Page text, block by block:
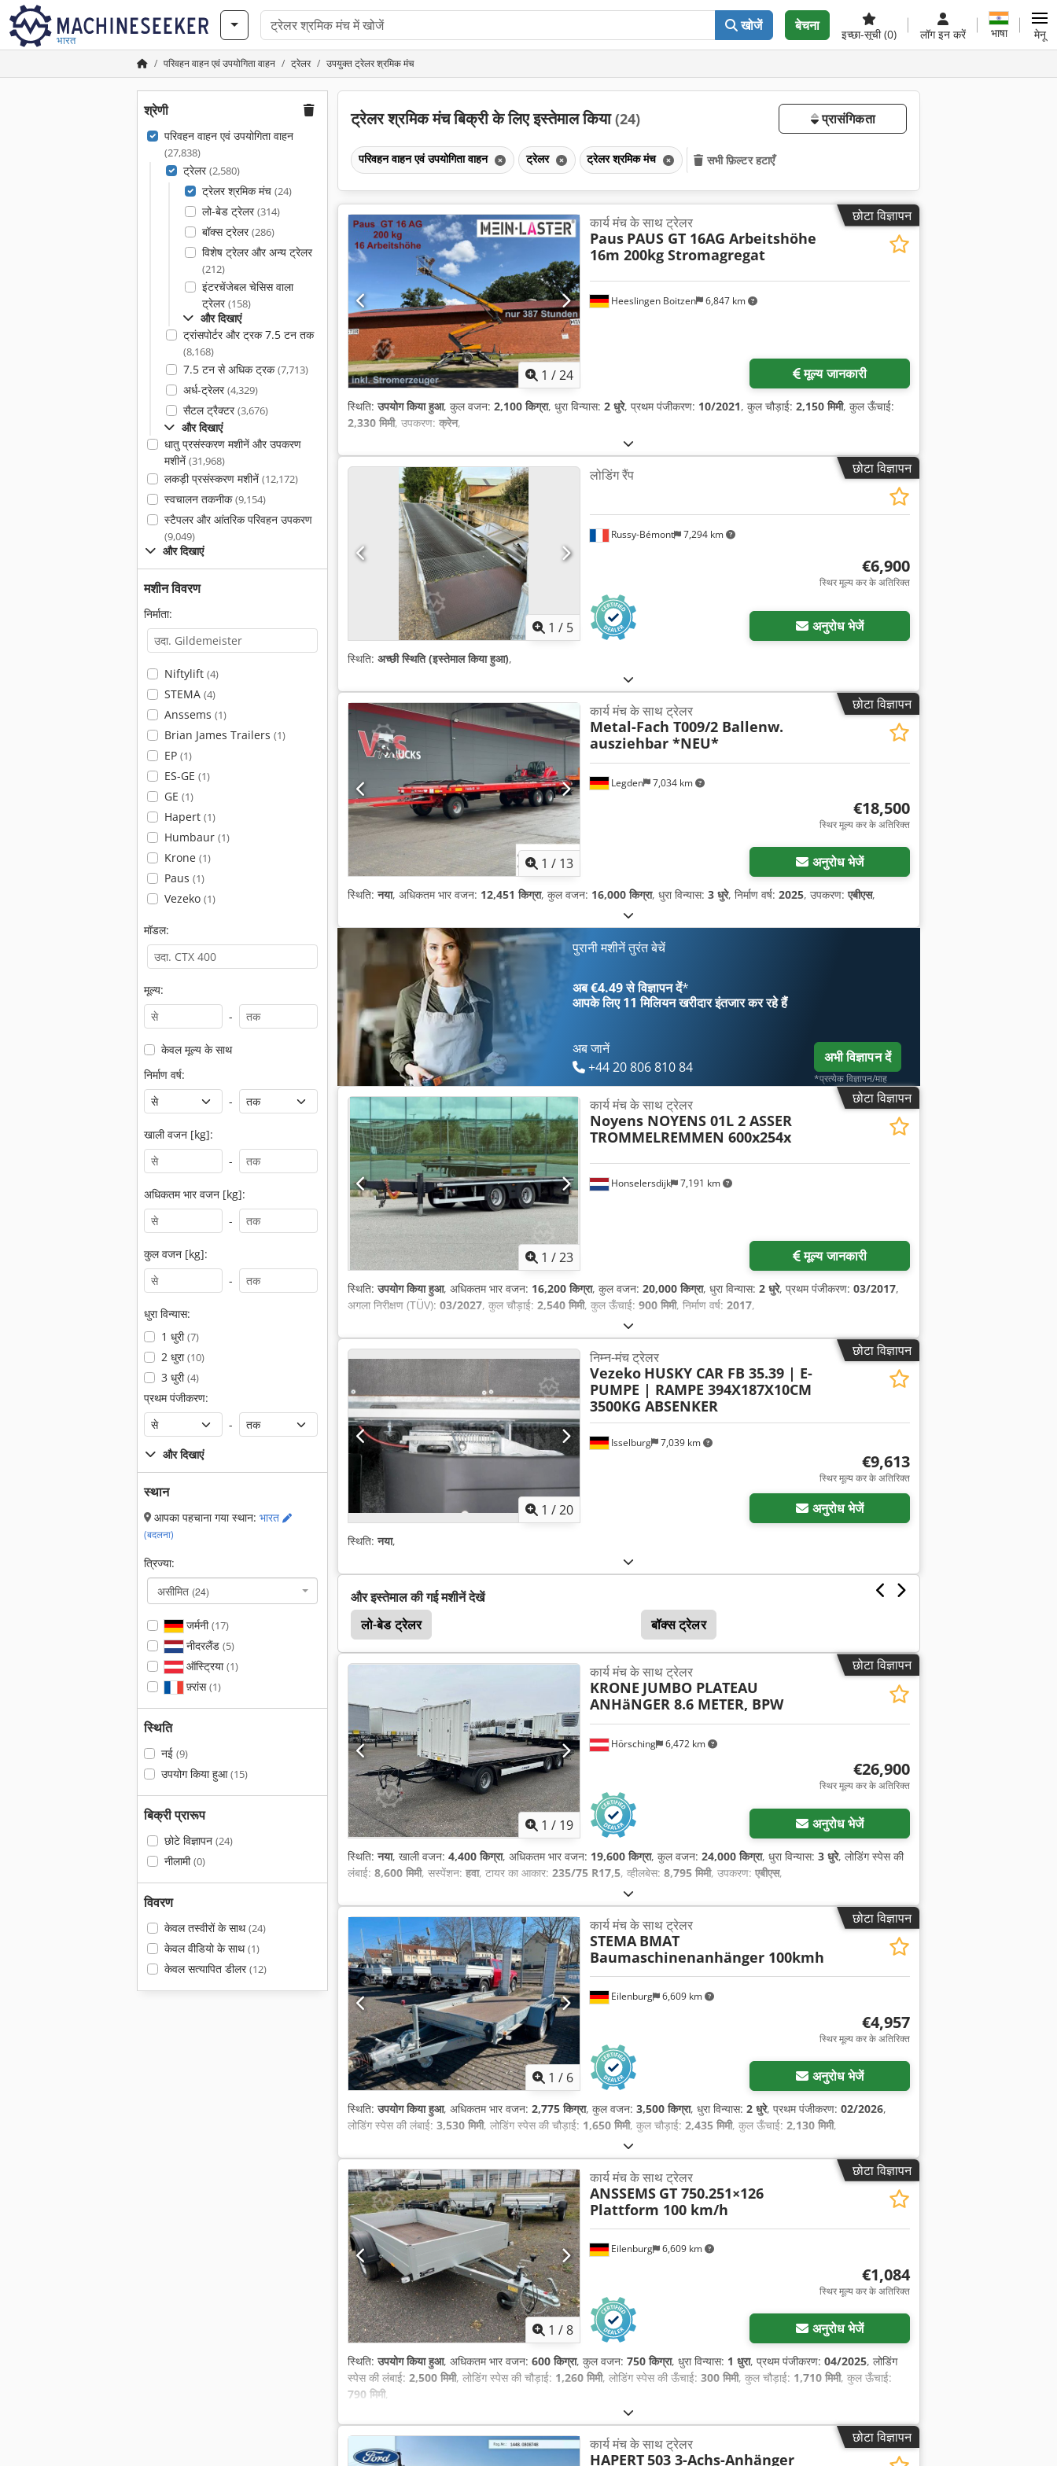
भारत
खोजें बेचना
इच्छा-सूची(0) लॉग इन करें भाषा मेनू
परिवहन वाहन एवं उपयोगिता वाहन ट्रेलर उपयुक्त ट्रेलर श्रमिक मंच
श्रेणी
परिवहन वाहन एवं उपयोगिता वाहन
(27,838)
ट्रेलर(2,580)
ट्रेलर श्रमिक मंच (24)
लो-बेड ट्रेलर(314)
बॉक्स ट्रेलर(286)
विशेष ट्रेलर और अन्य ट्रेलर
(212)
इंटरचेंजेबल चेसिस वाला
ट्रेलर(158)
और दिखाएं
ट्रांसपोर्टर और ट्रक 7.5 टन तक
(8,168)
7.5 टन से अधिक ट्रक(7,713)
अर्ध-ट्रेलर(4,329)
सैटल ट्रैक्टर(3,676)
और दिखाएं
धातु प्रसंस्करण मशीनें और उपकरण
मशीनें (31,968)
लकड़ी प्रसंस्करण मशीनें (12,172)
स्वचालन तकनीक(9,154)
स्टैपलर और आंतरिक परिवहन उपकरण
(9,049)
और दिखाएं
मशीन विवरण
निर्माता:
Niftylift (4)
STEMA (4)
Anssems (1)
Brian James Trailers (1)
EP (1)
ES-GE (1)
GE (1)
Hapert (1)
Humbaur (1)
Krone (1)
Paus (1)
Vezeko (1)
मॉडल:
मूल्य:
-
केवल मूल्य के साथ
निर्माण वर्ष:
-
खाली वजन [kg]:
-
अधिकतम भार वजन [kg]:
-
कुल वजन [kg]:
-
धुरा विन्यास:
1 धुरी(7)
2 धुरा(10)
3 धुरी(4)
प्रथम पंजीकरण:
-
और दिखाएं
स्थान
आपका पहचाना गया स्थान: भारत
(बदलना)
त्रिज्या:
असीमित (24)
जर्मनी(17)
नीदरलैंड (5)
ऑस्ट्रिया(1)
फ़्रांस(1)
स्थिति
नई (9)
उपयोग किया हुआ(15)
बिक्री प्रारूप
छोटे विज्ञापन (24)
नीलामी(0)
विवरण
केवल तस्वीरों के साथ(24)
केवल वीडियो के साथ(1)
केवल सत्यापित डीलर(12)
ट्रेलर श्रमिक मंच बिक्री के लिए इस्तेमाल किया(24) प्रासंगिकता
परिवहन वाहन एवं उपयोगिता वाहन ट्रेलर ट्रेलर श्रमिक मंच सभी फ़िल्टर हटाएँ
छोटा विज्ञापन
1 /24
Heeslingen Boitzen 6,847 km
कार्य मंच के साथ ट्रेलर
Paus PAUS GT 16AG Arbeitshöhe
16m 200kg Stromagregat
मूल्य जानकारी
स्थिति:उपयोग किया हुआ, कुल वजन: 2,100 किग्रा, धुरा विन्यास: 2 धुरे, प्रथम पंजीकरण: 10/2021, कुल चौड़ाई: 2,150 मिमी, कुल ऊँचाई:
2,330 मिमी, उपकरण: क्रेन,
छोटा विज्ञापन
1 / 5
Russy-Bémont 7,294 km
लोडिंग रैंप
€6,900
स्थिर मूल्य कर के अतिरिक्त
अनुरोध भेजें
स्थिति: अच्छी स्थिति (इस्तेमाल किया हुआ),
छोटा विज्ञापन
1 / 13
Legden 7,034 km
कार्य मंच के साथ ट्रेलर
Metal-Fach T009/2 Ballenw.
ausziehbar *NEU*
€18,500
स्थिर मूल्य कर के अतिरिक्त
अनुरोध भेजें
स्थिति:नया, अधिकतम भार वजन: 12,451 किग्रा, कुल वजन: 16,000 किग्रा, धुरा विन्यास: 3 धुरे, निर्माण वर्ष: 2025, उपकरण:एबीएस,
पुरानी मशीनें तुरंत बेचें
अब €4.49 से विज्ञापन दें*
आपके लिए11 मिलियन खरीदारइंतजार कर रहे हैं
अब जानें
+44 20 806 810 84
अभी विज्ञापन दें
*प्रत्येक विज्ञापन/माह
छोटा विज्ञापन
1 /23
Honselersdijk 7,191 km
कार्य मंच के साथ ट्रेलर
Noyens NOYENS 01L 2 ASSER
TROMMELREMMEN 600x254x
मूल्य जानकारी
स्थिति:उपयोग किया हुआ, अधिकतम भार वजन: 16,200 किग्रा, कुल वजन: 20,000 किग्रा, धुरा विन्यास: 2 धुरे, प्रथम पंजीकरण: 03/2017,
अगला निरीक्षण (TÜV): 03/2027, कुल चौड़ाई: 2,540 मिमी, कुल ऊँचाई: 900 मिमी, निर्माण वर्ष: 2017,
छोटा विज्ञापन
1 /20
Isselburg 7,039 km
निम्न-मंच ट्रेलर
Vezeko HUSKY CAR FB 35.39 | E-
PUMPE | RAMPE 394X187X10CM
3500KG ABSENKER
€9,613
स्थिर मूल्य कर के अतिरिक्त
अनुरोध भेजें
स्थिति:नया,
और इस्तेमाल की गई मशीनें देखें
लो-बेड ट्रेलर
बॉक्स ट्रेलर
छोटा विज्ञापन
1 / 19
Hörsching 6,472 km
कार्य मंच के साथ ट्रेलर
KRONE JUMBO PLATEAU
ANHäNGER 8.6 METER, BPW
€26,900
स्थिर मूल्य कर के अतिरिक्त
अनुरोध भेजें
स्थिति:नया, खाली वजन: 4,400 किग्रा, अधिकतम भार वजन: 19,600 किग्रा, कुल वजन: 24,000 किग्रा, धुरा विन्यास: 3 धुरे, लोडिंग स्पेस की
लंबाई: 8,600 मिमी, सस्पेंशन: हवा, टायर का आकार: 235/75 R17,5, व्हीलबेस: 8,795 मिमी, उपकरण: एबीएस,
छोटा विज्ञापन
1 / 6
Eilenburg 6,609 km
कार्य मंच के साथ ट्रेलर
STEMA BMAT
Baumaschinenanhänger 100kmh
€4,957
स्थिर मूल्य कर के अतिरिक्त
अनुरोध भेजें
स्थिति:उपयोग किया हुआ, अधिकतम भार वजन: 2,775 किग्रा, कुल वजन: 3,500 किग्रा, धुरा विन्यास: 2 धुरे, प्रथम पंजीकरण: 02/2026,
लोडिंग स्पेस की लंबाई: 3,530 मिमी, लोडिंग स्पेस की चौड़ाई: 1,650 मिमी, कुल चौड़ाई: 2,435 मिमी, कुल ऊँचाई: 2,130 मिमी,
छोटा विज्ञापन
1 /8
Eilenburg 6,609 km
कार्य मंच के साथ ट्रेलर
ANSSEMS GT 750.251×126
Plattform 100 km/h
€1,084
स्थिर मूल्य कर के अतिरिक्त
अनुरोध भेजें
स्थिति:उपयोग किया हुआ, अधिकतम भार वजन: 600 किग्रा, कुल वजन: 750 किग्रा, धुरा विन्यास: 1 धुरा, प्रथम पंजीकरण: 04/2025, लोडिंग
स्पेस की लंबाई: 2,500 मिमी, लोडिंग स्पेस की चौड़ाई: 1,260 मिमी, लोडिंग स्पेस की ऊँचाई: 300 मिमी, कुल चौड़ाई: 1,710 मिमी, कुल ऊँचाई:
790 मिमी,
छोटा विज्ञापन
कार्य मंच के साथ ट्रेलर
HAPERT503 3-Achs-Anhänger